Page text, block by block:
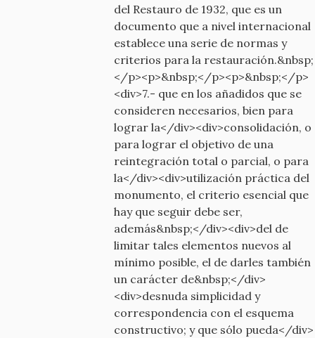
del Restauro de 1932, que es un
documento que a nivel internacional
establece una serie de normas y
criterios para la restauración.&nbsp;
</p><p>&nbsp;</p><p>&nbsp;</p>
<div>7.- que en los añadidos que se
consideren necesarios, bien para
lograr la</div><div>consolidación, o
para lograr el objetivo de una
reintegración total o parcial, o para
la</div><div>utilización práctica del
monumento, el criterio esencial que
hay que seguir debe ser,
además&nbsp;</div><div>del de
limitar tales elementos nuevos al
mínimo posible, el de darles también
un carácter de&nbsp;</div>
<div>desnuda simplicidad y
correspondencia con el esquema
constructivo; y que sólo pueda</div>